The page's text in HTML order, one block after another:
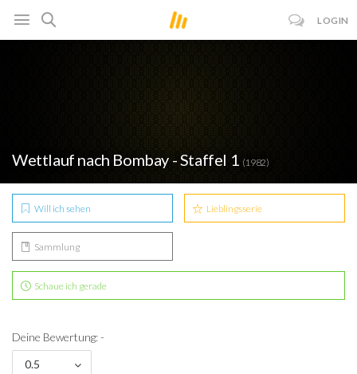
LOGIN
Wettlauf nach Bombay - Staffel 1 (1982)
Will ich sehen Lieblingsserie
Sammlung
Schaue ich gerade
Deine Bewertung: -
0.5